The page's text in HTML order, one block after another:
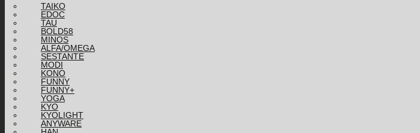
TAIKO
EDOC
TAU
BOLD58
MINOS
ALFA/OMEGA
SESTANTE
MODI
KONO
FUNNY
FUNNY+
YOGA
KYO
KYOLIGHT
ANYWARE